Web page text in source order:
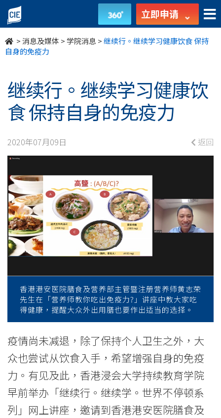
继
续
行。
续
学
习
健
康
饮
食
保
的
免
疫
力
立即申请
>消息及媒体 >学院消息 >继续行。继续学习健康饮食 保持
自身的免疫力
继续行。继续学习健康饮
食 保持自身的免疫力
2020年07月09日 返回
香港港安医院膳食及营养部主管暨注册营养师黄志荣
先生在「营养师教你吃出免疫力?」讲座中教大家吃
得健康，提醒大众外出用膳也要作出适当的选择。
疫情尚未减退，除了保持个人卫生之外，大
众也尝试从饮食入手，希望增强自身的免疫
力。有见及此，香港浸会大学持续教育学院
早前举办「继续行。继续学。世界不停顿系
列」网上讲座，邀请到香港港安医院膳食及